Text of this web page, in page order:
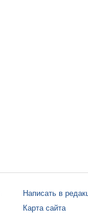
Написать в
Карта сайта